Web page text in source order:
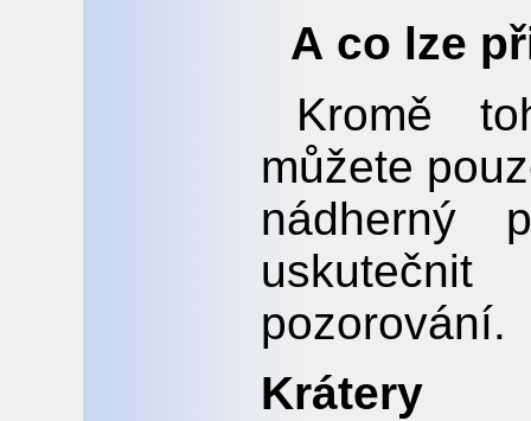
A co lze
Kromě
můžete
nádherný
pozorování.
Krátery